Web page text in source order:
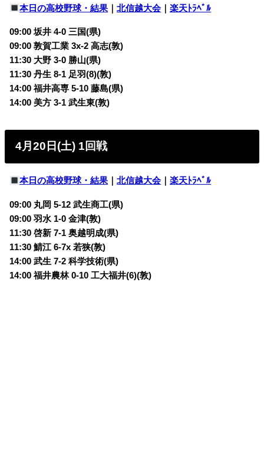
本日の高校野球・結果 ｜北信越大会 ｜楽天ﾄﾗﾍﾞﾙ
09:00 坂井 4-0 三国(県)
09:00 敦賀工業 3x-2 高志(敦)
11:30 大野 3-0 勝山(県)
11:30 丹生 8-1 足羽(8)(敦)
14:00 福井高専 5-10 藤島(県)
14:00 美方 3-1 武生東(敦)
4月20日(土) 1回戦
本日の高校野球・結果 ｜北信越大会 ｜楽天ﾄﾗﾍﾞﾙ
09:00 丸岡 5-12 武生商工(県)
09:00 羽水 1-0 金津(敦)
11:30 啓新 7-1 奥越明成(県)
11:30 鯖江 6-7x 若狭(敦)
14:00 武生 7-2 科学技術(県)
14:00 福井農林 0-10 工大福井(6)(敦)